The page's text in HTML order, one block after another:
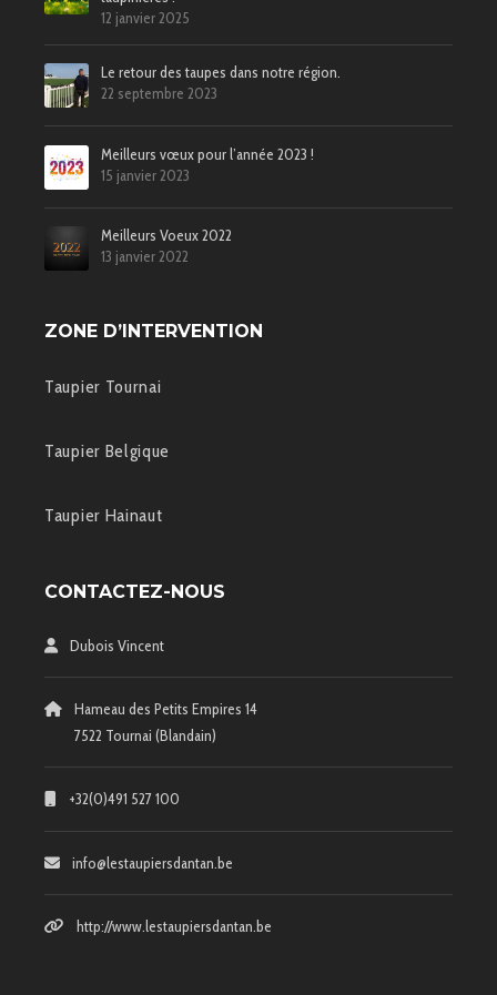
12 janvier 2025
Le retour des taupes dans notre région.
22 septembre 2023
Meilleurs vœux pour l’année 2023 !
15 janvier 2023
Meilleurs Voeux 2022
13 janvier 2022
ZONE D’INTERVENTION
Taupier Tournai
Taupier Belgique
Taupier Hainaut
CONTACTEZ-NOUS
Dubois Vincent
Hameau des Petits Empires 14
7522 Tournai (Blandain)
+32(0)491 527 100
info@lestaupiersdantan.be
http://www.lestaupiersdantan.be